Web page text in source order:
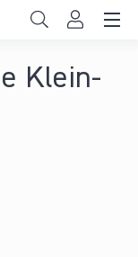
Klein-